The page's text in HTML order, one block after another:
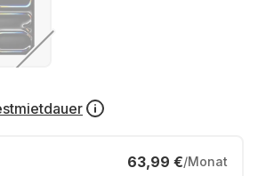
63,99 €/Monat